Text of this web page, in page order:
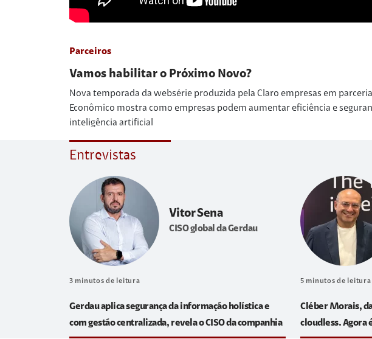
Parceiros
Vamos habilitar o Próximo Novo?
Nova temporada da websérie produzida pela Claro empresas em
Econômico mostra como empresas podem aumentar eficiência e
inteligência artificial
Entrevistas
Vitor Sena
CISO global da Gerdau
3 minutos de leitura
Gerdau aplica segurança da informação holística e
com gestão centralizada, revela o CISO da companhia
5 minutos de leitura
Cléber Morais,
cloudless. Agora